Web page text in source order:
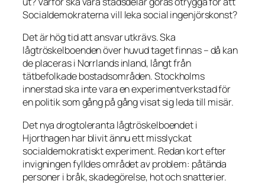
Socialdemokraterna vill leka social ingenjörskonst?
Det är hög tid att ansvar utkrävs. Ska
lågtröskelboenden över huvud taget finnas – då kan
de placeras i Norrlands inland, långt från
tätbefolkade bostadsområden. Stockholms
innerstad ska inte vara en experimentverkstad för
en politik som gång på gång visat sig leda till misär.
Det nya drogtoleranta lågtröskelboendet i
Hjorthagen har blivit ännu ett misslyckat
socialdemokratiskt experiment. Redan kort efter
invigningen fylldes området av problem: påtända
personer i bråk, skadegörelse, hot och snatterier.